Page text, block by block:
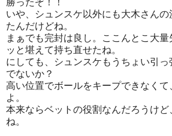
いや、シュンスケ以外にも大木さん
たんだけどね。
まぁでも完封は良し。ここんとこ大
ッと堪えて持ち直せたね。
にしても、シュンスケもうちょい引
でないか？
高い位置でボールをキープできなくて
よ。
本来ならベットの役割なんだろうけど
ね。